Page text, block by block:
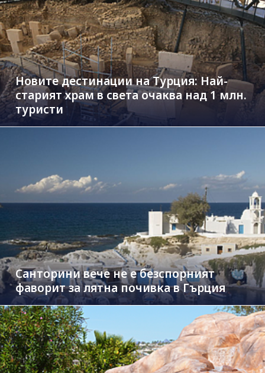
Новите дестинации на Турция: Най-
старият храм в света очаква над 1 млн.
туристи
Санторини вече не е безспорният
фаворит за лятна почивка в Гърция